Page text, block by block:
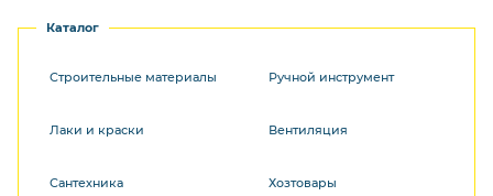
Каталог
Строительные материалы
Лаки и краски
Сантехника
Ручной инструмент
Вентиляция
Хозтовары